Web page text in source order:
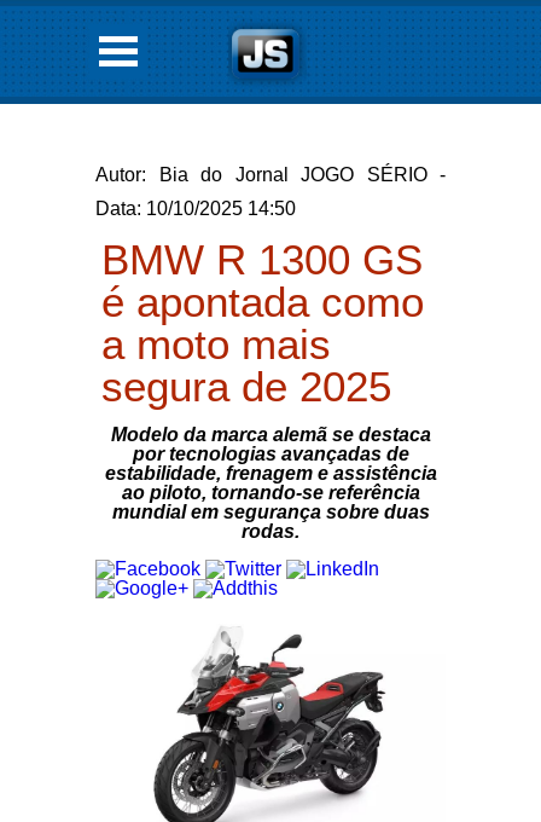
Autor: Bia do Jornal JOGO SÉRIO -
Data: 10/10/2025 14:50
BMW R 1300 GS
é apontada como
a moto mais
segura de 2025
Modelo da marca alemã se destaca
por tecnologias avançadas de
estabilidade, frenagem e assistência
ao piloto, tornando-se referência
mundial em segurança sobre duas
rodas.